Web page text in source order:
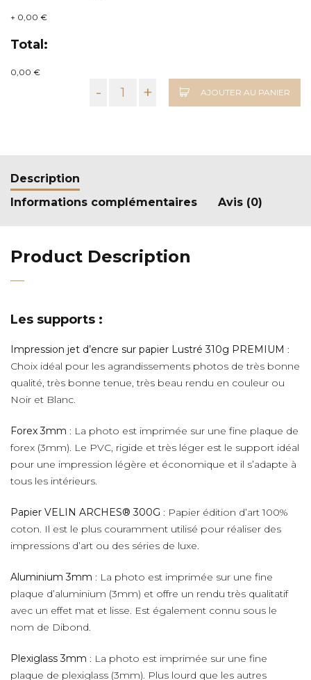
+ 0,00 €
Total:
0,00 €
- + AJOUTER AU PANIER
Description
Informations complémentaires
Avis (0)
Product Description
Les supports :
Impression jet d’encre sur papier Lustré 310g PREMIUM :
Choix idéal pour les agrandissements photos de très bonne
qualité, très bonne tenue, très beau rendu en couleur ou
Noir et Blanc.
Forex 3mm : La photo est imprimée sur une fine plaque de
forex (3mm). Le PVC, rigide et très léger est le support idéal
pour une impression légère et économique et il s’adapte à
tous les intérieurs.
Papier VELIN ARCHES® 300G : Papier édition d’art 100%
coton. Il est le plus couramment utilisé pour réaliser des
impressions d’art ou des séries de luxe.
Aluminium 3mm : La photo est imprimée sur une fine
plaque d’aluminium (3mm) et offre un rendu très qualitatif
avec un effet mat et lisse. Est également connu sous le
nom de Dibond.
Plexiglass 3mm : La photo est imprimée sur une fine
plaque de plexiglass (3mm). Plus lourd que les autres